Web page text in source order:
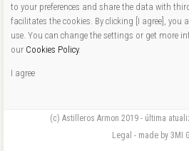
to your preferences and share the data with
facilitates the cookies. By clicking [I agree], you
use. You can change the settings or get more
our Cookies Policy.
I agree
(c) Astilleros Armon 2019 - última
Legal - made by 3MI